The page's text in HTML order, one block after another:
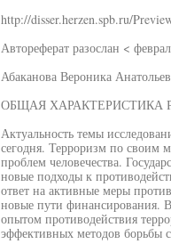
http://disser.herzen.spb.ru/
Автореферат разослан <
Абаканова Вероника
ОБЩАЯ ХАРАКТЕРИСТИКА
Актуальность темы
сегодня. Терроризм по своим
проблем человечества.
новые подходы к
ответ на активные меры
новые пути финансирования.
опытом противодействия
эффективных методов борьбы